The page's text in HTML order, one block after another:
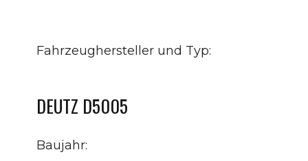
Fahrzeughersteller und Typ:
DEUTZ D5005
Baujahr: